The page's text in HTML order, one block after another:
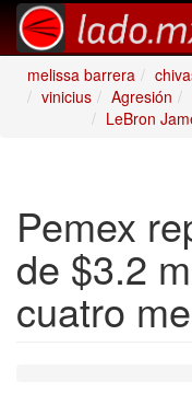
melissa barrera
vinicius
Agresión
LeBron
Pemex
de $3.2
cuatro